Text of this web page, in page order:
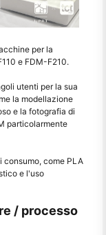
per la
e FDM-F210.
utenti per la sua
la modellazione
e la fotografia di
particolarmente
consumo, come PLA
e l'uso
/ processo